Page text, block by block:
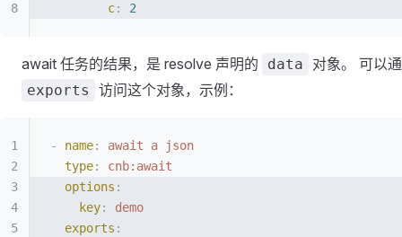
        c
: 2
await 任务的结果，是 resolve 声明的 data 对象。 可以
exports 访问这个对象，示例：
- name:
await a json
  type
:
cnb:await
  options
:
    key
:
demo
  exports
: